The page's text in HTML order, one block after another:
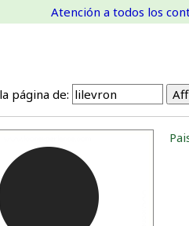
Atención a todos los
página de: